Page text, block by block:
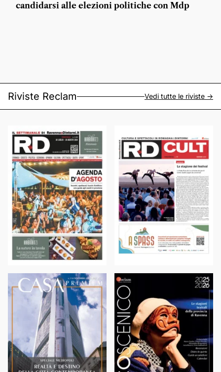
candidarsi alle elezioni politiche con Mdp
Riviste Reclam Vedi tutte le riviste ->